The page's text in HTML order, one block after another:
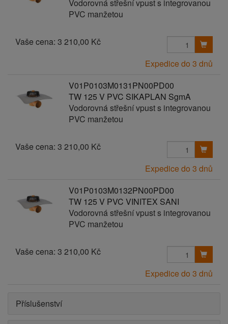
Vodorovná střešní vpust s integrovanou
PVC manžetou
Vaše cena: 3 210,00 Kč
Expedice do 3 dnů
V01P0103M0131PN00PD00
TW 125 V PVC SIKAPLAN SgmA
Vodorovná střešní vpust s integrovanou
PVC manžetou
Vaše cena: 3 210,00 Kč
Expedice do 3 dnů
V01P0103M0132PN00PD00
TW 125 V PVC VINITEX SANI
Vodorovná střešní vpust s integrovanou
PVC manžetou
Vaše cena: 3 210,00 Kč
Expedice do 3 dnů
Příslušenství